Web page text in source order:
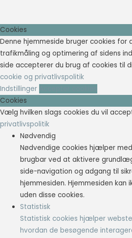
Cookies
Denne hjemmeside bruger cookies for
trafikmåling og optimering af sidens
side accepterer du brug af cookies til
cookie og privatlivspolitik
Indstillinger
Cookies
Vælg hvilken slags cookies du vil
privatlivspolitik
Nødvendig
Nødvendige cookies hjælper
brugbar ved at aktivere
side-navigation og adgang til
hjemmesiden. Hjemmesiden kan
uden disse cookies.
Statistisk
Statistisk cookies hjælper
hvordan de besøgende